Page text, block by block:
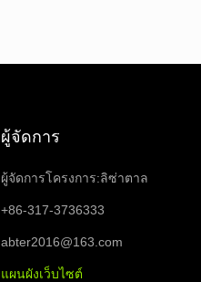
ผู้จัดการ
ผู้จัดการโครงการ:ลิซ่าตาล
+86-317-3736333
abter2016@163.com
แผนผังเว็บไซต์